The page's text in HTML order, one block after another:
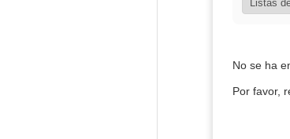
No se ha
Por favor,